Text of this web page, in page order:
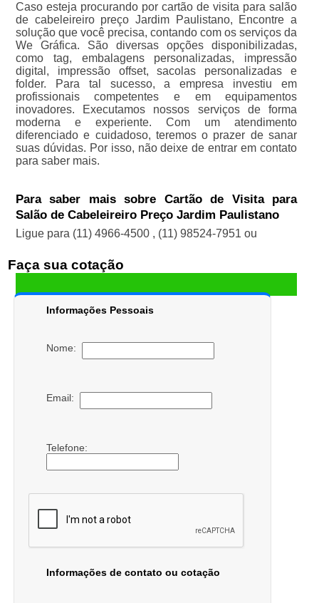
Caso esteja procurando por cartão de visita para salão
de cabeleireiro preço Jardim Paulistano, Encontre a
solução que você precisa, contando com os serviços da
We Gráfica. São diversas opções disponibilizadas,
como tag, embalagens personalizadas, impressão
digital, impressão offset, sacolas personalizadas e
folder. Para tal sucesso, a empresa investiu em
profissionais competentes e em equipamentos
inovadores. Executamos nossos serviços de forma
moderna e experiente. Com um atendimento
diferenciado e cuidadoso, teremos o prazer de sanar
suas dúvidas. Por isso, não deixe de entrar em contato
para saber mais.
Para saber mais sobre Cartão de Visita para
Salão de Cabeleireiro Preço Jardim Paulistano
Ligue para (11) 4966-4500 , (11) 98524-7951 ou
Faça sua cotação
Informações Pessoais
Nome:
Email:
Telefone:
Informações de contato ou cotação